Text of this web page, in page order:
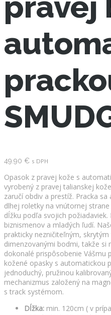
49.90 € s DPH
Opasok z pravej kože s
vyrobený z pravej talianskej
zaručí obdiv a prestíž. Pracka
dlhej roletky na vnútornej
dĺžku podľa svojich
biznismenov a mladých ľudí.
prakticky nezničiteľným,
dimenzovanými bodmi, takže
dokonalé prispôsobenie Vášmu
kožené opasky s automatickou
jednoduchý, pružinou
mechanizmus založený na
s track systémom.
Dĺžka: min. 120cm ( v